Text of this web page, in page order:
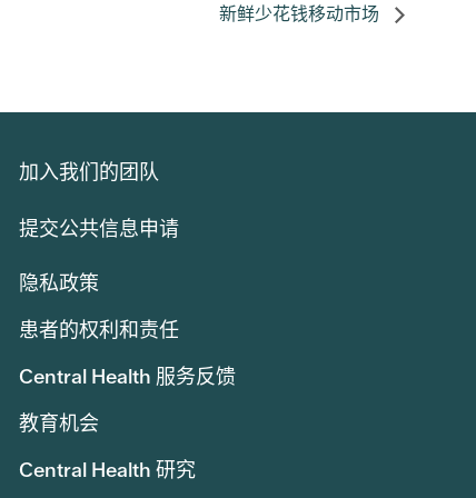
新鲜少花钱移动市场
加入我们的团队
提交公共信息申请
隐私政策
患者的权利和责任
Central Health 服务反馈
教育机会
Central Health 研究